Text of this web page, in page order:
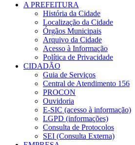
A PREFEITURA
História da Cidade
Localização da Cidade
Órgãos Municipais
Arquivo da Cidade
Acesso à Informação
Política de Privacidade
CIDADÃO
Guia de Serviços
Central de Atendimento 156
PROCON
Ouvidoria
E-SIC (acesso à informação)
LGPD (informações)
Consulta de Protocolos
SEI (Consulta Externa)